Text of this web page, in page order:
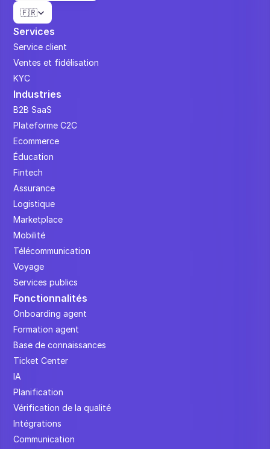
Select Language
🇫🇷
Services
Service client
Ventes et fidélisation
KYC
Industries
B2B SaaS
Plateforme C2C
Ecommerce
Éducation
Fintech
Assurance
Logistique
Marketplace
Mobilité
Télécommunication
Voyage
Services publics
Fonctionnalités
Onboarding agent
Formation agent
Base de connaissances
Ticket Center
IA
Planification
Vérification de la qualité
Intégrations
Communication